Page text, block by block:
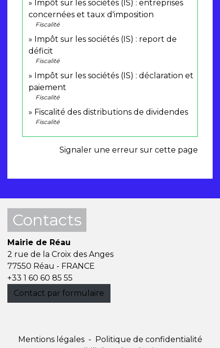
Impôt sur les sociétés (IS) : entreprises
concernées et taux d'imposition
Fiscalité
Impôt sur les sociétés (IS) : report de
déficit
Fiscalité
Impôt sur les sociétés (IS) : déclaration et
paiement
Fiscalité
Fiscalité des distributions de dividendes
Fiscalité
Signaler une erreur sur cette page
Contacts
Mairie de Réau
2 rue de la Croix des Anges
77550 Réau - FRANCE
+33 1 60 60 85 55
Contact par formulaire
Mentions légales - Politique de confidentialité